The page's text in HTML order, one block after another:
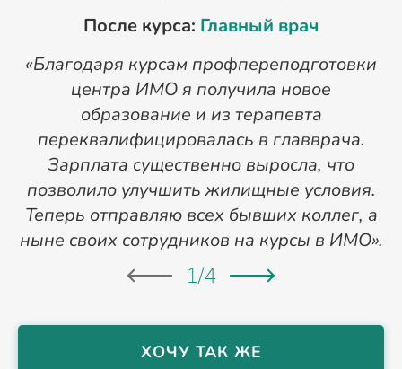
После курса: Главный врач
«Благодаря курсам профпереподготовки
центра ИМО я получила новое
образование и из терапевта
переквалифицировалась в главврача.
Зарплата существенно выросла, что
позволило улучшить жилищные условия.
Теперь отправляю всех бывших коллег, а
ныне своих сотрудников на курсы в ИМО».
1/4
ХОЧУ ТАК ЖЕ